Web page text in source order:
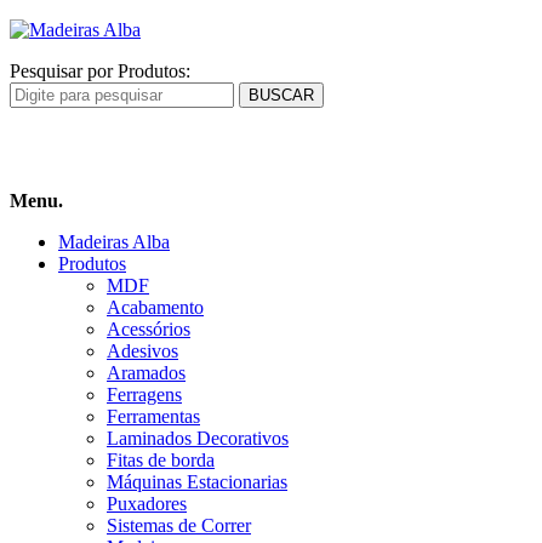
Pesquisar por Produtos:
Menu.
Madeiras Alba
Produtos
MDF
Acabamento
Acessórios
Adesivos
Aramados
Ferragens
Ferramentas
Laminados Decorativos
Fitas de borda
Máquinas Estacionarias
Puxadores
Sistemas de Correr